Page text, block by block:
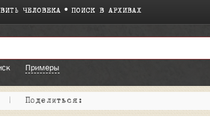
ЧЕЛОВЕКА ПОИСК В АРХИВАХ
Примеры
| Поделиться: